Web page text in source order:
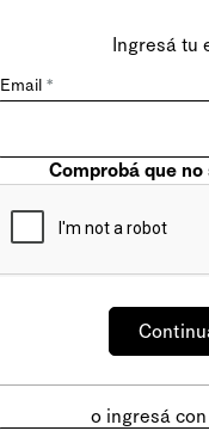
Ingresá tu
Email *
Comprobá que
o ingresá